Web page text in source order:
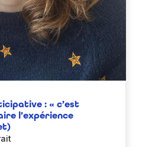
: « c’est
l’expérience